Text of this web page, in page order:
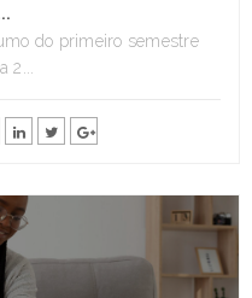
do primeiro semestre